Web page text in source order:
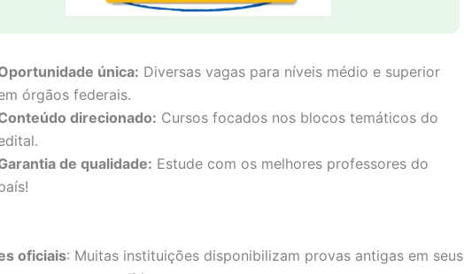
única: Diversas vagas para níveis médio e superior
órgãos federais.
direcionado: Cursos focados nos blocos temáticos do
de qualidade: Estude com os melhores professores do
oficiais: Muitas instituições disponibilizam provas antigas em seus